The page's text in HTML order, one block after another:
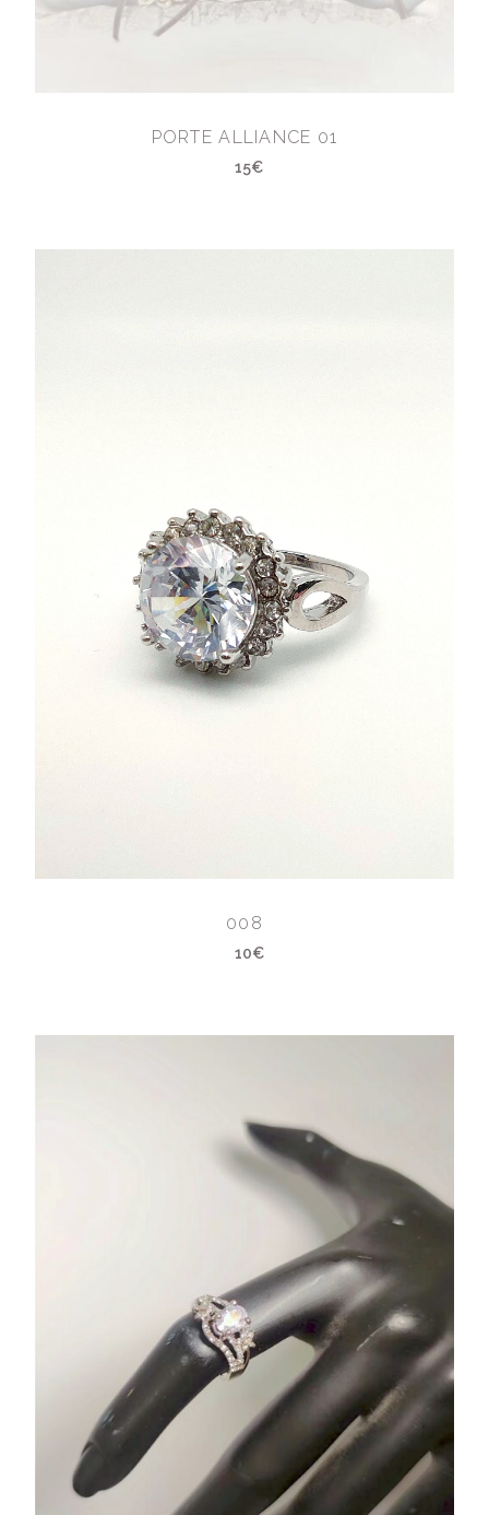
PORTE ALLIANCE 01
15€
008
10€